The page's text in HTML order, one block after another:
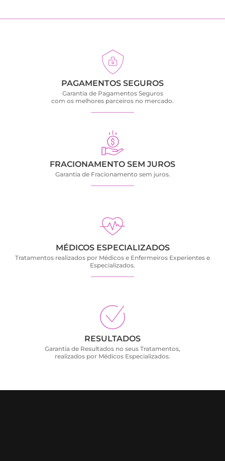
PAGAMENTOS SEGUROS
Garantia de Pagamentos Seguros
com os melhores parceiros no mercado.
FRACIONAMENTO SEM JUROS
Garantia de Fracionamento sem juros.
MÉDICOS ESPECIALIZADOS
Tratamentos realizados por Médicos e Enfermeiros Experientes e
Especializados.
RESULTADOS
Garantia de Resultados no seus Tratamentos,
realizados por Médicos Especializados.